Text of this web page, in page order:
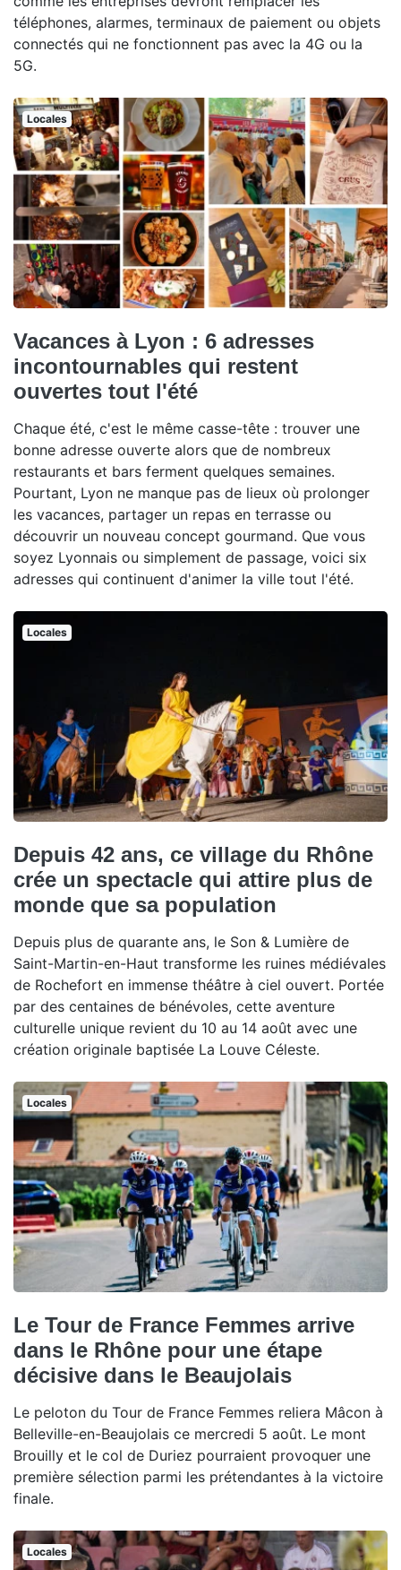
téléphones, alarmes, terminaux de paiement ou objets
connectés qui ne fonctionnent pas avec la 4G ou la
5G.
Locales
Vacances à Lyon : 6 adresses
incontournables qui restent
ouvertes tout l'été
Chaque été, c'est le même casse-tête : trouver une
bonne adresse ouverte alors que de nombreux
restaurants et bars ferment quelques semaines.
Pourtant, Lyon ne manque pas de lieux où prolonger
les vacances, partager un repas en terrasse ou
découvrir un nouveau concept gourmand. Que vous
soyez Lyonnais ou simplement de passage, voici six
adresses qui continuent d'animer la ville tout l'été.
Locales
Depuis 42 ans, ce village du Rhône
crée un spectacle qui attire plus de
monde que sa population
Depuis plus de quarante ans, le Son & Lumière de
Saint-Martin-en-Haut transforme les ruines médiévales
de Rochefort en immense théâtre à ciel ouvert. Portée
par des centaines de bénévoles, cette aventure
culturelle unique revient du 10 au 14 août avec une
création originale baptisée La Louve Céleste.
Locales
Le Tour de France Femmes arrive
dans le Rhône pour une étape
décisive dans le Beaujolais
Le peloton du Tour de France Femmes reliera Mâcon à
Belleville-en-Beaujolais ce mercredi 5 août. Le mont
Brouilly et le col de Duriez pourraient provoquer une
première sélection parmi les prétendantes à la victoire
finale.
Locales